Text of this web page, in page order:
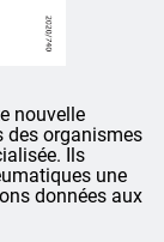
nouvelle
des organismes
Ils
une
données aux